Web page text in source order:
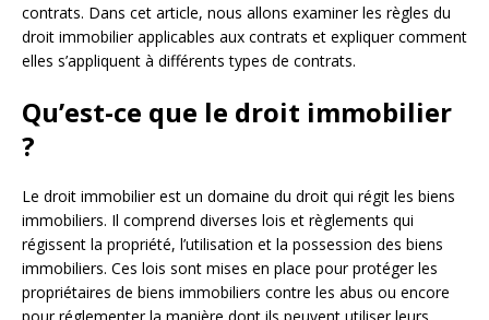
contrats. Dans cet article, nous allons examiner les règles du
droit immobilier applicables aux contrats et expliquer comment
elles s’appliquent à différents types de contrats.
Qu’est-ce que le droit immobilier
?
Le droit immobilier est un domaine du droit qui régit les biens
immobiliers. Il comprend diverses lois et règlements qui
régissent la propriété, l’utilisation et la possession des biens
immobiliers. Ces lois sont mises en place pour protéger les
propriétaires de biens immobiliers contre les abus ou encore